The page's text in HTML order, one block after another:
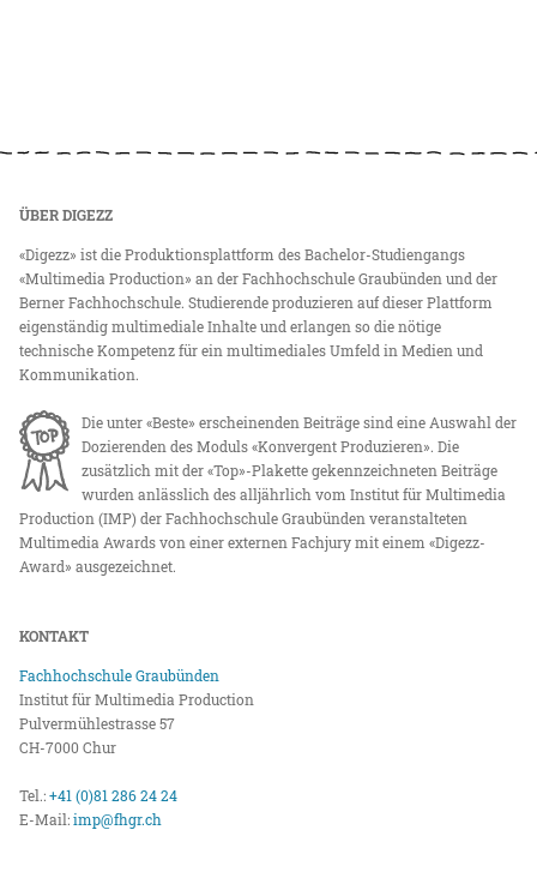
ÜBER DIGEZZ
«Digezz» ist die Produktionsplattform des Bachelor-Studiengangs
«Multimedia Production» an der Fachhochschule Graubünden und der
Berner Fachhochschule. Studierende produzieren auf dieser Plattform
eigenständig multimediale Inhalte und erlangen so die nötige
technische Kompetenz für ein multimediales Umfeld in Medien und
Kommunikation.
Die unter «Beste» erscheinenden Beiträge sind eine Auswahl der
Dozierenden des Moduls «Konvergent Produzieren». Die
zusätzlich mit der «Top»-Plakette gekennzeichneten Beiträge
wurden anlässlich des alljährlich vom Institut für Multimedia
Production (IMP) der Fachhochschule Graubünden veranstalteten
Multimedia Awards von einer externen Fachjury mit einem «Digezz-
Award» ausgezeichnet.
KONTAKT
Fachhochschule Graubünden
Institut für Multimedia Production
Pulvermühlestrasse 57
CH-7000 Chur
Tel.:+41 (0)81 286 24 24
E-Mail:imp@fhgr.ch